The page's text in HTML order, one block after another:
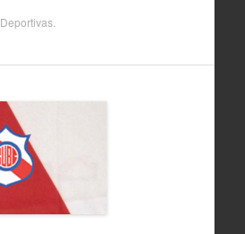
Deportivas.